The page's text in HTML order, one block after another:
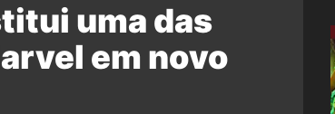
uma das
em novo